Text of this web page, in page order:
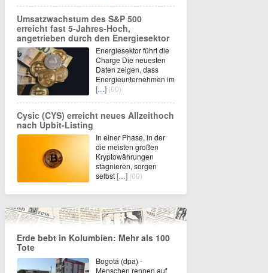
Umsatzwachstum des S&P 500
erreicht fast 5-Jahres-Hoch,
angetrieben durch den Energiesektor
Energiesektor führt die
Charge Die neuesten
Daten zeigen, dass
Energieunternehmen im
[…] (00)
Cysic (CYS) erreicht neues Allzeithoch
nach Upbit-Listing
In einer Phase, in der
die meisten großen
Kryptowährungen
stagnieren, sorgen
selbst[…] (00)
Erde bebt in Kolumbien: Mehr als 100
Tote
Bogotá (dpa) -
Menschen rennen auf